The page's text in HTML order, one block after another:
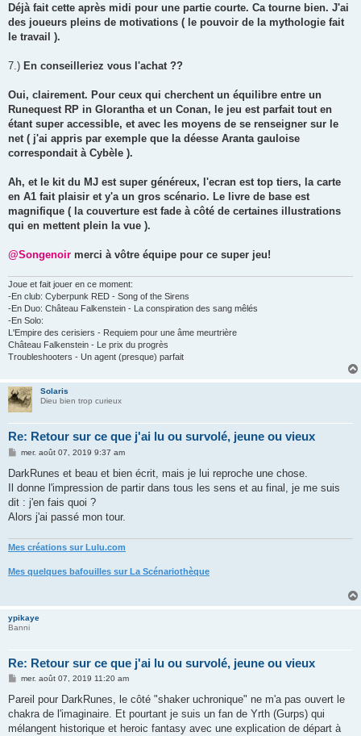
Déjà fait cette après midi pour une partie courte. Ca tourne bien. J'ai
des joueurs pleins de motivations ( le pouvoir de la mythologie fait
le travail ).
7.) En conseilleriez vous l'achat ??
Oui, clairement. Pour ceux qui cherchent un équilibre entre un
Runequest RP in Glorantha et un Conan, le jeu est parfait tout en
étant super accessible, et avec les moyens de se renseigner sur le
net ( j'ai appris par exemple que la déesse Aranta gauloise
correspondait à Cybèle ).
Ah, et le kit du MJ est super généreux, l'ecran est top tiers, la carte
en A1 fait plaisir et y'a un gros scénario. Le livre de base est
magnifique ( la couverture est fade à côté de certaines illustrations
qui en mettent plein la vue ).
@Songenoir merci à vôtre équipe pour ce super jeu!
Joue et fait jouer en ce moment:
-En club: Cyberpunk RED - Song of the Sirens
-En Duo: Château Falkenstein - La conspiration des sang mêlés
-En Solo:
L'Empire des cerisiers - Requiem pour une âme meurtrière
Château Falkenstein - Le prix du progrès
Troubleshooters - Un agent (presque) parfait
Solaris
Dieu bien trop curieux
Re: Retour sur ce que j'ai lu ou survolé, jeune ou vieux
M
s
a
g
mer. août 07, 2019 9:37 am
DarkRunes et beau et bien écrit, mais je lui reproche une chose.
Il donne l'impression de partir dans tous les sens et au final, je me suis
dit : j'en fais quoi ?
Alors j'ai passé mon tour.
Mes créations sur Lulu.com
Mes quelques bafouilles sur La Scénariothèque
ypikaye
Banni
Re: Retour sur ce que j'ai lu ou survolé, jeune ou vieux
M
s
a
g
mer. août 07, 2019 11:20 am
Pareil pour DarkRunes, le côté "shaker uchronique" ne m'a pas ouvert le
chakra de l'imaginaire. Et pourtant je suis un fan de Yrth (Gurps) qui
mélangent historique et heroic fantasy avec une explication de départ à